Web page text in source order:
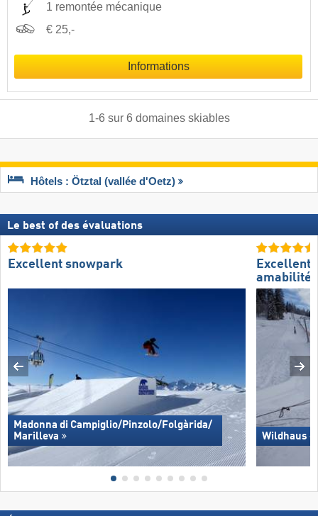
1 remontée mécanique
€ 25,-
Informations
1-6 sur 6 domaines skiables
Hôtels : Ötztal (vallée d'Oetz)
Le best of des évaluations
Excellent snowpark
Madonna di Campiglio/​Pinzolo/​Folgàrida/​
Marilleva
Excellente
amabilité
Wildhaus –